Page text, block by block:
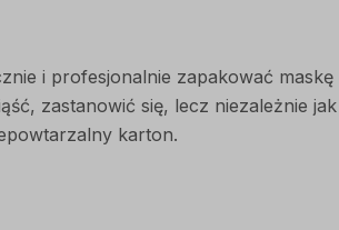
i profesjonalnie zapakować
zastanowić się, lecz niezależnie jak
karton.